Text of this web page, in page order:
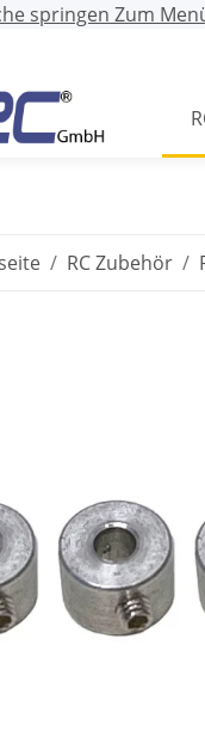
springen Zum
RC Zubehör